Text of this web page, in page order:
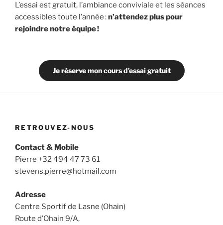
L’essai est gratuit, l’ambiance conviviale et les séances
accessibles toute l’année :n’attendez plus pour
rejoindre notre équipe !
Je réserve mon cours d’essai gratuit
RETROUVEZ-NOUS
Contact & Mobile
Pierre +32 494 47 73 61
stevens.pierre@hotmail.com
Adresse
Centre Sportif de Lasne (Ohain)
Route d’Ohain 9/A,